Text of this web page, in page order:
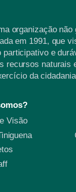
organização não
em 1991, que
participativo e
recursos naturais
da
Visão